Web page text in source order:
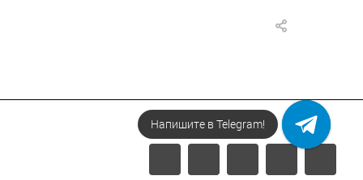
Напишите в Telegram!